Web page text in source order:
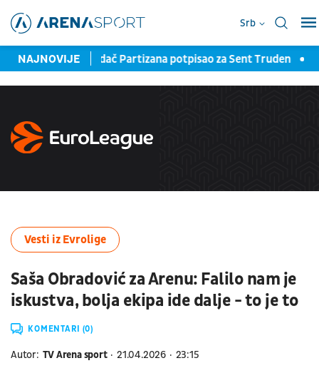
Srb
NAJNOVIJE
Bivši napadač Partizana potpisao za Sent Truden Zbog
Vesti iz Evrolige
Saša Obradović za Arenu: Falilo nam je
iskustva, bolja ekipa ide dalje - to je to
KOMENTARI (0)
Autor: TV Arena sport 21.04.2026 23:15